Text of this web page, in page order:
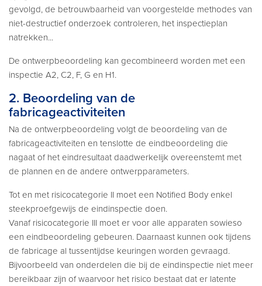
gevolgd, de betrouwbaarheid van voorgestelde methodes van
niet-destructief onderzoek controleren, het inspectieplan
natrekken...
De ontwerpbeoordeling kan gecombineerd worden met een
inspectie A2, C2, F, G en H1.
2. Beoordeling van de
fabricageactiviteiten
Na de ontwerpbeoordeling volgt de beoordeling van de
fabricageactiviteiten en tenslotte de eindbeoordeling die
nagaat of het eindresultaat daadwerkelijk overeenstemt met
de plannen en de andere ontwerpparameters.
Tot en met risicocategorie II moet een Notified Body enkel
steekproefgewijs de eindinspectie doen.
Vanaf risicocategorie III moet er voor alle apparaten sowieso
een eindbeoordeling gebeuren. Daarnaast kunnen ook tijdens
de fabricage al tussentijdse keuringen worden gevraagd.
Bijvoorbeeld van onderdelen die bij de eindinspectie niet meer
bereikbaar zijn of waarvoor het risico bestaat dat er latente